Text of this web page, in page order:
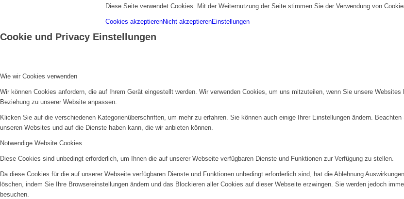
Diese Seite verwendet Cookies. Mit der Weiternutzung der Seite stimmen Sie der Verwendung von
Cookies akzeptierenNicht akzeptierenEinstellungen
Cookie und Privacy Einstellungen
Wie wir Cookies verwenden
Wir können Cookies anfordern, die auf Ihrem Gerät eingestellt werden. Wir verwenden Cookies, um uns mitzuteilen, wenn Sie unsere
Beziehung zu unserer Website anpassen.
Klicken Sie auf die verschiedenen Kategorienüberschriften, um mehr zu erfahren. Sie können auch einige Ihrer Einstellungen ändern.
unseren Websites und auf die Dienste haben kann, die wir anbieten können.
Notwendige Website Cookies
Diese Cookies sind unbedingt erforderlich, um Ihnen die auf unserer Webseite verfügbaren Dienste und Funktionen zur Verfügung zu stellen.
Da diese Cookies für die auf unserer Webseite verfügbaren Dienste und Funktionen unbedingt erforderlich sind, hat die Ablehnung
löschen, indem Sie Ihre Browsereinstellungen ändern und das Blockieren aller Cookies auf dieser Webseite erzwingen. Sie werden jedoch
besuchen.